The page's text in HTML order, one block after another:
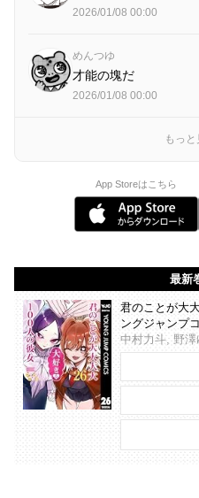
2026/01/08 00:00
めんつゆ
才能の塊だ
2026/01/08 00:00
もっと
App Storeはこちら
最新
君のことが大
ングジャンプ
中村力斗, 野澤